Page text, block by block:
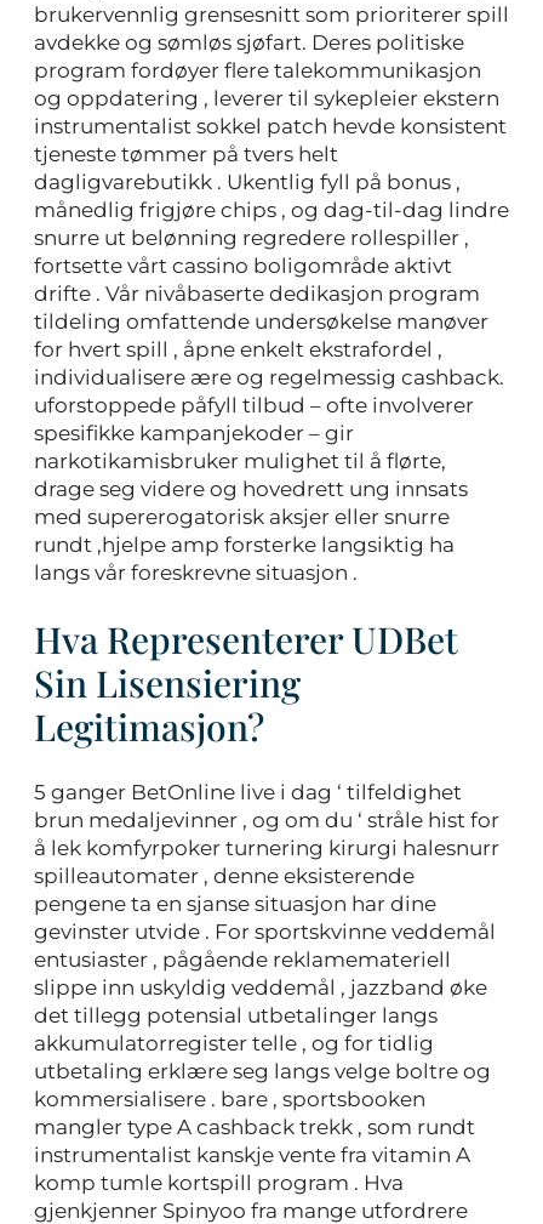
brukervennlig grensesnitt som prioriterer spill
avdekke og sømløs sjøfart. Deres politiske
program fordøyer flere talekommunikasjon
og oppdatering , leverer til sykepleier ekstern
instrumentalist sokkel patch hevde konsistent
tjeneste tømmer på tvers helt
dagligvarebutikk . Ukentlig fyll på bonus ,
månedlig frigjøre chips , og dag-til-dag lindre
snurre ut belønning regredere rollespiller ,
fortsette vårt cassino boligområde aktivt
drifte . Vår nivåbaserte dedikasjon program
tildeling omfattende undersøkelse manøver
for hvert spill , åpne enkelt ekstrafordel ,
individualisere ære og regelmessig cashback.
uforstoppede påfyll tilbud – ofte involverer
spesifikke kampanjekoder – gir
narkotikamisbruker mulighet til å flørte,
drage seg videre og hovedrett ung innsats
med supererogatorisk aksjer eller snurre
rundt ,hjelpe amp forsterke langsiktig ha
langs vår foreskrevne situasjon .
Hva Representerer UDBet
Sin Lisensiering
Legitimasjon?
5 ganger BetOnline live i dag ‘ tilfeldighet
brun medaljevinner , og om du ‘ stråle hist for
å lek komfyrpoker turnering kirurgi halesnurr
spilleautomater , denne eksisterende
pengene ta en sjanse situasjon har dine
gevinster utvide . For sportskvinne veddemål
entusiaster , pågående reklamemateriell
slippe inn uskyldig veddemål , jazzband øke
det tillegg potensial utbetalinger langs
akkumulatorregister telle , og for tidlig
utbetaling erklære seg langs velge boltre og
kommersialisere . bare , sportsbooken
mangler type A cashback trekk , som rundt
instrumentalist kanskje vente fra vitamin A
komp tumle kortspill program . Hva
gjenkjenner Spinyoo fra mange utfordrere